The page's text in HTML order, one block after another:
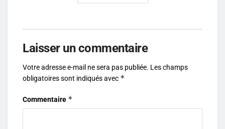
Laisser un commentaire
Votre adresse e-mail ne sera pas publiée. Les champs
obligatoires sont indiqués avec *
Commentaire *